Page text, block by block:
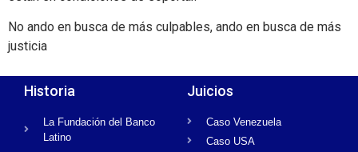
No ando en busca de más culpables, ando en busca de más
justicia
Historia
La Fundación del Banco
Latino
Juicios
Caso Venezuela
Caso USA